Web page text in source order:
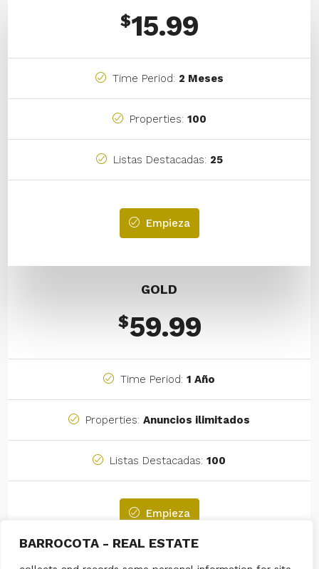
BARROCOTA - REAL ESTATE
$15.99
Time Period: 2 Meses
Properties: 100
Listas Destacadas: 25
Empieza
GOLD
$59.99
Time Period: 1 Año
Properties: Anuncios ilimitados
Listas Destacadas: 100
Empieza